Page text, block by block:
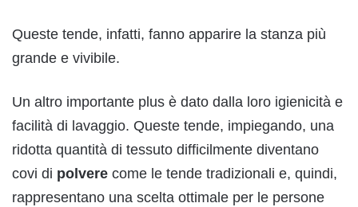
Queste tende, infatti, fanno apparire la stanza più
grande e vivibile.
Un altro importante plus è dato dalla loro igienicità e
facilità di lavaggio. Queste tende, impiegando, una
ridotta quantità di tessuto difficilmente diventano
covi di polvere come le tende tradizionali e, quindi,
rappresentano una scelta ottimale per le persone